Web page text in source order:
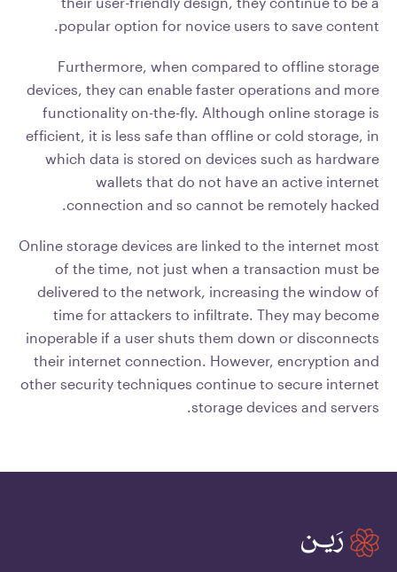
popular option for novice users to save content.
Furthermore, when compared to offline storage
devices, they can enable faster operations and more
functionality on-the-fly. Although online storage is
efficient, it is less safe than offline or cold storage, in
which data is stored on devices such as hardware
wallets that do not have an active internet
connection and so cannot be remotely hacked.
Online storage devices are linked to the internet most
of the time, not just when a transaction must be
delivered to the network, increasing the window of
time for attackers to infiltrate. They may become
inoperable if a user shuts them down or disconnects
their internet connection. However, encryption and
other security techniques continue to secure internet
storage devices and servers.